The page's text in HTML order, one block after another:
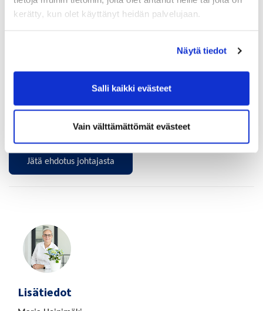
kerätty, kun olet käyttänyt heidän palvelujaan.
Näytä tiedot
Salli kaikki evästeet
Vain välttämättömät evästeet
Jätä ehdotus yrityksestä
vaikutuksen aktiivisuudellaan ja esimerkillään. Henkilö
osallistuu Riihimäen-Hyvinkään kauppakamarin toimintaan,
sidosryhmien ja eri toimijoiden kesken.
Jätä ehdotus johtajasta
Lisätiedot